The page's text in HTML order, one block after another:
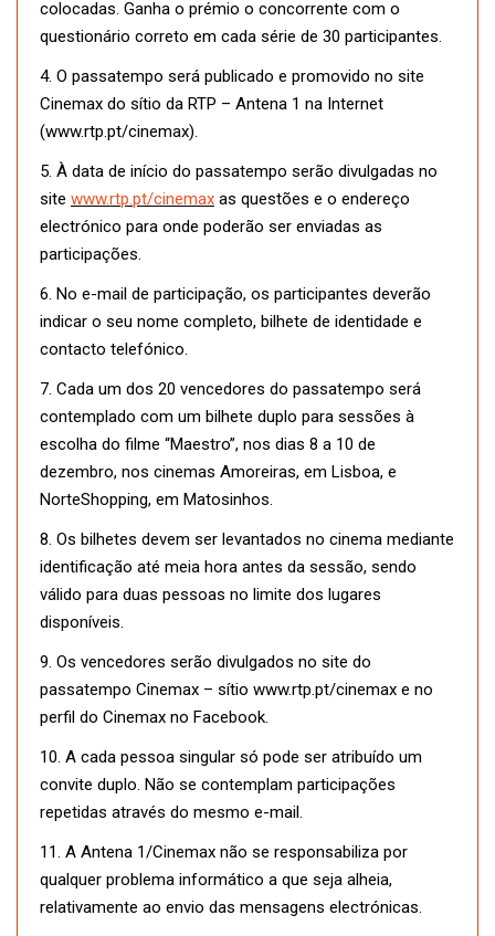
colocadas. Ganha o prémio o concorrente com o
questionário correto em cada série de 30 participantes.
4. O passatempo será publicado e promovido no site
Cinemax do sítio da RTP – Antena 1 na Internet
(www.rtp.pt/cinemax).
5. À data de início do passatempo serão divulgadas no
site www.rtp.pt/cinemax as questões e o endereço
electrónico para onde poderão ser enviadas as
participações.
6. No e-mail de participação, os participantes deverão
indicar o seu nome completo, bilhete de identidade e
contacto telefónico.
7. Cada um dos 20 vencedores do passatempo será
contemplado com um bilhete duplo para sessões à
escolha do filme “Maestro”, nos dias 8 a 10 de
dezembro, nos cinemas Amoreiras, em Lisboa, e
NorteShopping, em Matosinhos.
8. Os bilhetes devem ser levantados no cinema mediante
identificação até meia hora antes da sessão, sendo
válido para duas pessoas no limite dos lugares
disponíveis.
9. Os vencedores serão divulgados no site do
passatempo Cinemax – sítio www.rtp.pt/cinemax e no
perfil do Cinemax no Facebook.
10. A cada pessoa singular só pode ser atribuído um
convite duplo. Não se contemplam participações
repetidas através do mesmo e-mail.
11. A Antena 1/Cinemax não se responsabiliza por
qualquer problema informático a que seja alheia,
relativamente ao envio das mensagens electrónicas.